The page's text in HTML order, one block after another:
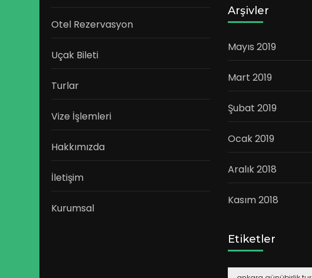
Otel Rezervasyon
Uçak Bileti
Turlar
Vize İşlemleri
Hakkımızda
İletişim
Kurumsal
Arşivler
Mayıs 2019
Mart 2019
Şubat 2019
Ocak 2019
Aralık 2018
Kasım 2018
Etiketler